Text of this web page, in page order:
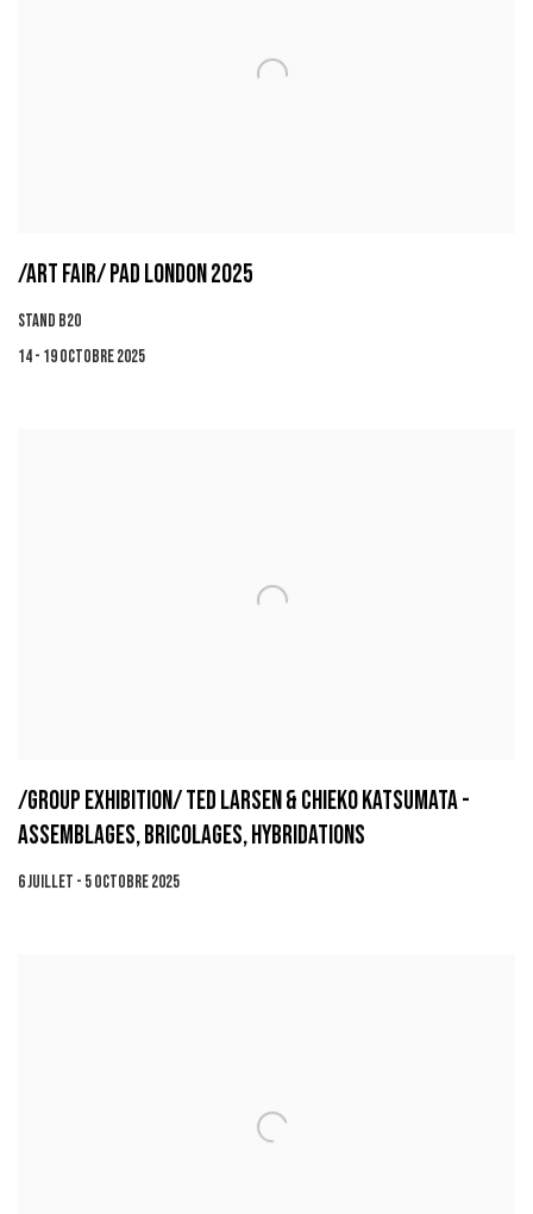
/ART FAIR/ PAD LONDON 2025
STAND B20
14 - 19 OCTOBRE 2025
/GROUP EXHIBITION/ TED LARSEN & CHIEKO KATSUMATA -
ASSEMBLAGES, BRICOLAGES, HYBRIDATIONS
6 JUILLET - 5 OCTOBRE 2025